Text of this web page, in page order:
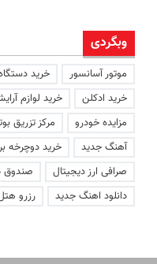
وبگردی
موتور آسانسور خرید
خرید ادکلن
خرید لوازم
مزایده خودرو
مرکز تزریق
آهنگ جدید
خرید دوچرخه
صرافی ارز دیجیتال
صندوق
دانلود اهنگ جدید
رزرو